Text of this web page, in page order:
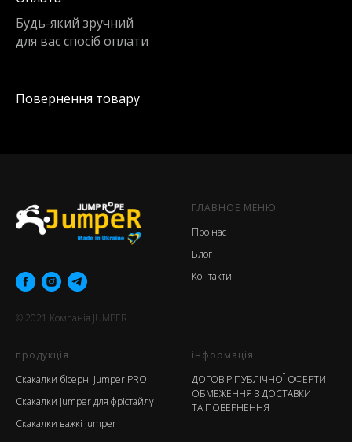
Будь-який зручний
для вас спосіб оплати
Повернення товару
© 2021 Компанія JUMPER
ГЛАВНОЕ МЕНЮ
Про нас
Блог
Контакти
продукція
Скакалки бісерні Jumper PRO
Скакалки Jumper для фрістайлу
Скакалки важкі Jumper
інформація
ДОГОВІР ПУБЛІЧНОЇ ОФЕРТИ
ОБМЕЖЕННЯ З ДОСТАВКИ
ТА ПОВЕРНЕННЯ